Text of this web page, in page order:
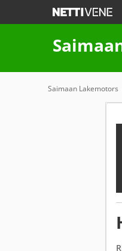
Saimaan Lakemotors